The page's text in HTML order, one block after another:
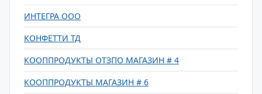
ИНТЕГРА ООО
КОНФЕТТИ ТД
КООППРОДУКТЫ ОТЗПО МАГАЗИН # 4
КООППРОДУКТЫ МАГАЗИН # 6